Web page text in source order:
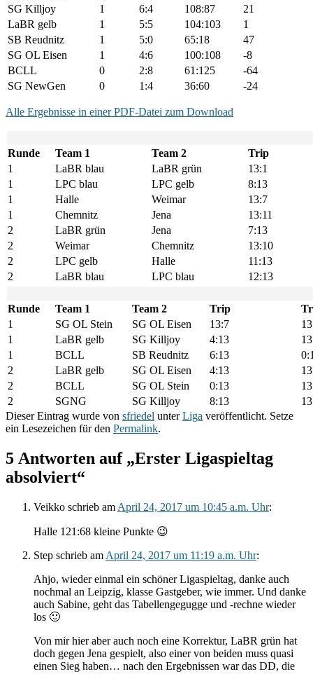
SG Killjoy
1 6:4 108:87
21
LaBR gelb
1 5:5 104:103
1
SB Reudnitz
1 5:0 65:18
47
SG OL Eisen
1 4:6 100:108
-8
BCLL
0 2:8 61:125
-64
SG NewGen
0 1:4 36:60 -24
Alle Ergebnisse in einer PDF-Datei zum Download
Runde Team 1 Team 2
Trip
1
LaBR blau LaBR grün
13:1
1
LPC blau LPC gelb
8:13
1
Halle Weimar
13:7
1
Chemnitz Jena
13:11
2
LaBR grün Jena
7:13
2
Weimar Chemnitz
13:10
2
LPC gelb Halle
11:13
2
LaBR blau LPC blau 12:13
Runde Team 1 Team 2 Trip
1
SG OL Stein SG OL Eisen 13:7
1
LaBR gelb SG Killjoy 4:13
1
BCLL SB Reudnitz 6:13
2
LaBR gelb SG OL Eisen 4:13
2
BCLL SG OL Stein 0:13
2
SGNG SG Killjoy 8:13
Dieser Eintrag wurde von sfriedel unterLiga veröffentlicht. Setze
ein Lesezeichen für den Permalink.
5 Antworten auf „Erster Ligaspieltag
absolviert“
Veikko schrieb am April 24, 2017 um 10:45 a.m. Uhr:
Halle 121:68 kleine Punkte 😉
Step schrieb am April 24, 2017 um 11:19 a.m. Uhr:
Ahjo, wieder einmal ein schöner Ligaspieltag, danke auch
nochmal an Leipzig, klasse Gastgeber, wie immer. Und danke
auch Sabine, geht das Tabellengegugge und -rechne wieder
los 🙂
Von mir hier aber auch noch eine Korrektur, LaBR grün hat
doch gegen Jena gespielt, also einer von beiden muss quasi
einen Sieg haben… nach den Ergebnissen war das DD, die